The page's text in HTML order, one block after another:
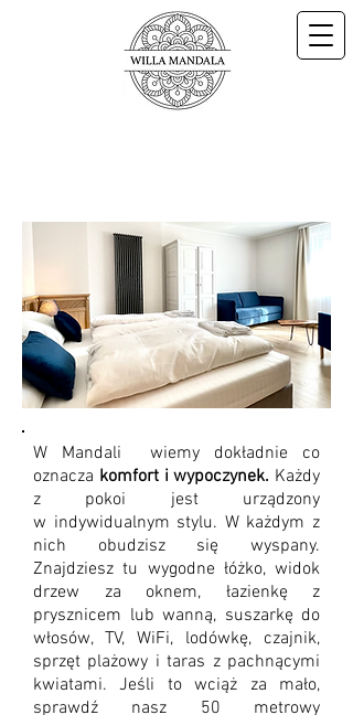
W Mandali wiemy dokładnie co
oznacza komfort i wypoczynek. Każdy
z pokoi jest urządzony
w indywidualnym stylu. W każdym z
nich obudzisz się wyspany.
Znajdziesz tu wygodne łóżko, widok
drzew za oknem, łazienkę z
prysznicem lub wanną, suszarkę do
włosów, TV, WiFi, lodówkę, czajnik,
sprzęt plażowy i taras z pachnącymi
kwiatami. Jeśli to wciąż za mało,
sprawdź nasz 50 metrowy